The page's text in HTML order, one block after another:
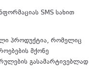
SMS სახით
პროდუქტია, რომელიც
მქონე
გასამარტივებლად